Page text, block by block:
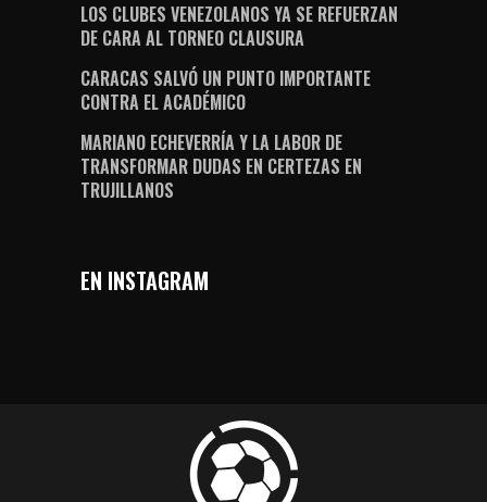
LOS CLUBES VENEZOLANOS YA SE REFUERZAN
DE CARA AL TORNEO CLAUSURA
CARACAS SALVÓ UN PUNTO IMPORTANTE
CONTRA EL ACADÉMICO
MARIANO ECHEVERRÍA Y LA LABOR DE
TRANSFORMAR DUDAS EN CERTEZAS EN
TRUJILLANOS
EN INSTAGRAM